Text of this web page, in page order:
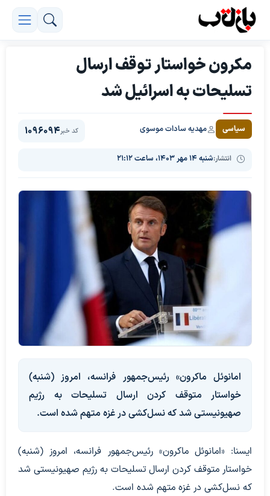
مکرون خواستار توقف ارسال
تسلیحات به اسرائیل شد
سیاسی مهدیه سادات موسوی
انتشار:شنبه ۱۴ مهر ۱۴۰۳، ساعت ۲۱:۱۲
کد خبر1096094
امانوئل ماکرون» رئیس‌جمهور فرانسه، امروز (شنبه)
خواستار متوقف کردن ارسال تسلیحات به رژیم
صهیونیستی شد که نسل‌کشی در غزه متهم شده است.
ایسنا: «امانوئل ماکرون» رئیس‌جمهور فرانسه، امروز (شنبه)
خواستار متوقف کردن ارسال تسلیحات به رژیم صهیونیستی شد
که نسل‌کشی در غزه متهم شده است.